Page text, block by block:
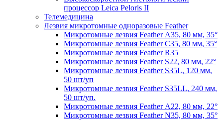
процессор Leica Peloris II
Телемедицина
Лезвия микротомные одноразовые Feather
Микротомные лезвия Feather А35, 80 мм, 35°
Микротомные лезвия Feather С35, 80 мм, 35°
Микротомные лезвия Feather R35
Микротомные лезвия Feather S22, 80 мм, 22°
Микротомные лезвия Feather S35L, 120 мм,
50 шт/уп
Микротомные лезвия Feather S35LL, 240 мм,
50 шт/уп.
Микротомные лезвия Feather А22, 80 мм, 22°
Микротомные лезвия Feather N35, 80 мм, 35°